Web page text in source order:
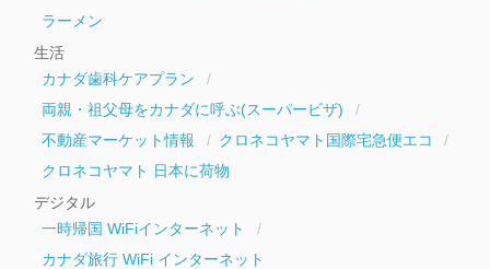
ラーメン
生活
カナダ歯科ケアプラン
両親・祖父母をカナダに呼ぶ(スーパービザ)
不動産マーケット情報
クロネコヤマト国際宅急便エコ
クロネコヤマト 日本に荷物
デジタル
一時帰国 WiFiインターネット
カナダ旅行 WiFi インターネット